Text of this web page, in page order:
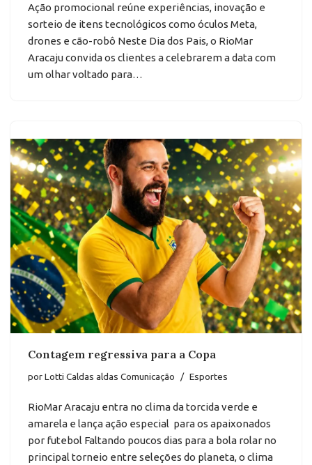
Ação promocional reúne experiências, inovação e
sorteio de itens tecnológicos como óculos Meta,
drones e cão-robô Neste Dia dos Pais, o RioMar
Aracaju convida os clientes a celebrarem a data com
um olhar voltado para…
Contagem regressiva para a Copa
porLotti Caldas aldas Comunicação Esportes
RioMar Aracaju entra no clima da torcida verde e
amarela e lança ação especial para os apaixonados
por futebol Faltando poucos dias para a bola rolar no
principal torneio entre seleções do planeta, o clima